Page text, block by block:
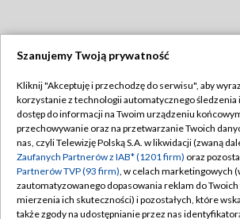
TVP
Abonament TVP
Emisja w TVP
Centrum informacji TVP
Naziemna Telewizja Cyfrowa
Regulamin TVP
Polityka prywatności
Moje zgody
Pomoc
Szanujemy Twoją prywatność
Kliknij "Akceptuję i przechodzę do serwisu", aby
korzystanie z technologii automatycznego śledzenia
dostęp do informacji na Twoim urządzeniu
przechowywanie oraz na przetwarzanie Twoich
nas, czyli Telewizję Polską S.A. w likwidacji (zwaną
Zaufanych Partnerów z IAB* (1201 firm) oraz
Partnerów TVP (93 firm), w celach marketingowych
zautomatyzowanego dopasowania reklam do
mierzenia ich skuteczności) i pozostałych, które
także zgody na udostępnianie przez nas